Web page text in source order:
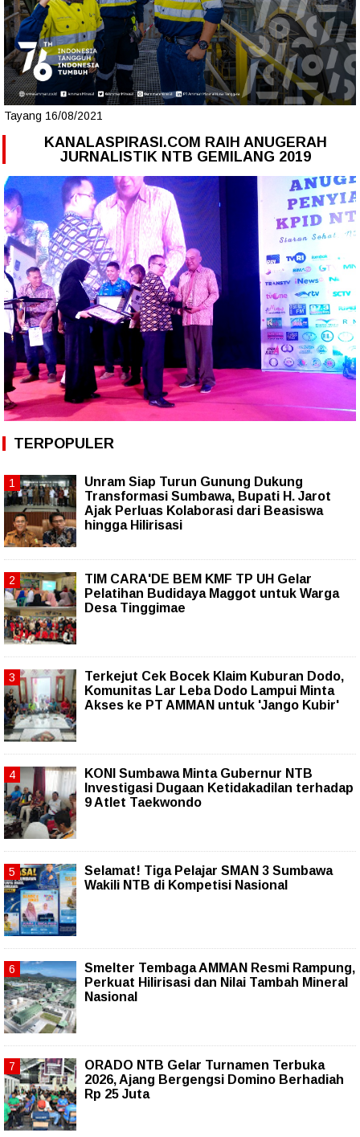
Tayang 16/08/2021
KANALASPIRASI.COM RAIH ANUGERAH
JURNALISTIK NTB GEMILANG 2019
TERPOPULER
Unram Siap Turun Gunung Dukung
Transformasi Sumbawa, Bupati H. Jarot
Ajak Perluas Kolaborasi dari Beasiswa
hingga Hilirisasi
TIM CARA'DE BEM KMF TP UH Gelar
Pelatihan Budidaya Maggot untuk Warga
Desa Tinggimae
Terkejut Cek Bocek Klaim Kuburan Dodo,
Komunitas Lar Leba Dodo Lampui Minta
Akses ke PT AMMAN untuk 'Jango Kubir'
KONI Sumbawa Minta Gubernur NTB
Investigasi Dugaan Ketidakadilan terhadap
9 Atlet Taekwondo
Selamat! Tiga Pelajar SMAN 3 Sumbawa
Wakili NTB di Kompetisi Nasional
Smelter Tembaga AMMAN Resmi Rampung,
Perkuat Hilirisasi dan Nilai Tambah Mineral
Nasional
ORADO NTB Gelar Turnamen Terbuka
2026, Ajang Bergengsi Domino Berhadiah
Rp 25 Juta